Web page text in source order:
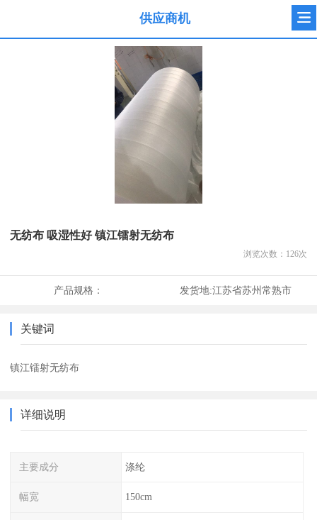
供应商机
无纺布 吸湿性好 镇江镭射无纺布
浏览次数： 126次
产品规格： 发货地:江苏省苏州常熟市
关键词
镇江镭射无纺布
详细说明
主要成分 涤纶
幅宽 150cm